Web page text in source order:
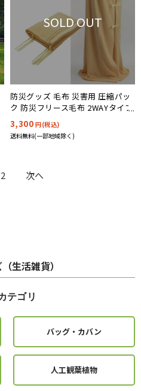
SOLD OUT
防災グッズ 毛布 災害用 圧縮パッ
ク 防災フリース毛布 2WAYタイプ
200x140cm コクヨ 防災の達人
3,300円(税込)
送料無料(一部地域除く)
2 次へ
生活雑貨）
テゴリ
バッグ・カバン
人工観葉植物